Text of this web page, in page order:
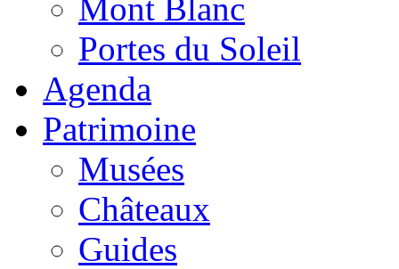
Mont Blanc
Portes du Soleil
Agenda
Patrimoine
Musées
Châteaux
Guides